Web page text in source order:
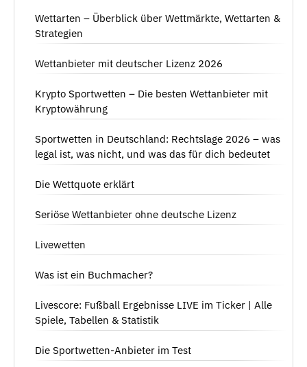
Wettarten – Überblick über Wettmärkte, Wettarten &
Strategien
Wettanbieter mit deutscher Lizenz 2026
Krypto Sportwetten – Die besten Wettanbieter mit
Kryptowährung
Sportwetten in Deutschland: Rechtslage 2026 – was
legal ist, was nicht, und was das für dich bedeutet
Die Wettquote erklärt
Seriöse Wettanbieter ohne deutsche Lizenz
Livewetten
Was ist ein Buchmacher?
Livescore: Fußball Ergebnisse LIVE im Ticker | Alle
Spiele, Tabellen & Statistik
Die Sportwetten-Anbieter im Test